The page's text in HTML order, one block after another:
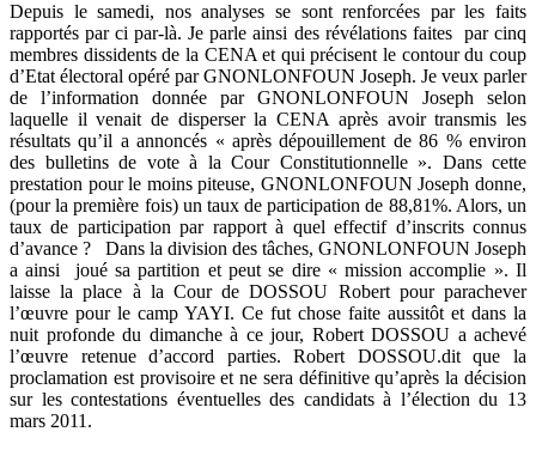
Depuis le samedi, nos analyses se sont renforcées par les faits
rapportés par ci par-là. Je parle ainsi des révélations faites par cinq
membres dissidents de la CENA et qui précisent le contour du coup
d’Etat électoral opéré par GNONLONFOUN Joseph. Je veux parler
de l’information donnée par GNONLONFOUN Joseph selon
laquelle il venait de disperser la CENA après avoir transmis les
résultats qu’il a annoncés « après dépouillement de 86 % environ
des bulletins de vote à la Cour Constitutionnelle ». Dans cette
prestation pour le moins piteuse, GNONLONFOUN Joseph donne,
(pour la première fois) un taux de participation de 88,81%. Alors, un
taux de participation par rapport à quel effectif d’inscrits connus
d’avance ? Dans la division des tâches, GNONLONFOUN Joseph
a ainsi joué sa partition et peut se dire « mission accomplie ». Il
laisse la place à la Cour de DOSSOU Robert pour parachever
l’œuvre pour le camp YAYI. Ce fut chose faite aussitôt et dans la
nuit profonde du dimanche à ce jour, Robert DOSSOU a achevé
l’œuvre retenue d’accord parties. Robert DOSSOU.dit que la
proclamation est provisoire et ne sera définitive qu’après la décision
sur les contestations éventuelles des candidats à l’élection du 13
mars 2011.